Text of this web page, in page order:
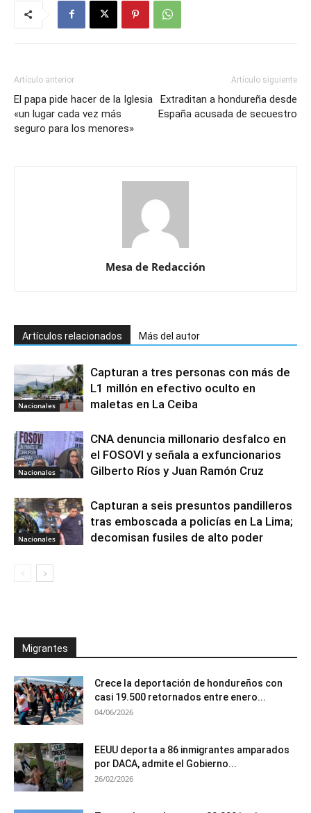
Artículo anterior
El papa pide hacer de la Iglesia
«un lugar cada vez más
seguro para los menores»
Artículo siguiente
Extraditan a hondureña desde
España acusada de secuestro
Mesa de Redacción
Artículos relacionados Más del autor
Nacionales
Capturan a tres personas con más de
L1 millón en efectivo oculto en
maletas en La Ceiba
Nacionales
CNA denuncia millonario desfalco en
el FOSOVI y señala a exfuncionarios
Gilberto Ríos y Juan Ramón Cruz
Nacionales
Capturan a seis presuntos pandilleros
tras emboscada a policías en La Lima;
decomisan fusiles de alto poder
Migrantes
Crece la deportación de hondureños con
casi 19.500 retornados entre enero...
04/06/2026
EEUU deporta a 86 inmigrantes amparados
por DACA, admite el Gobierno...
26/02/2026